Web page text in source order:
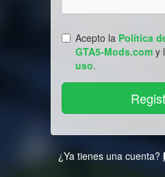
Acepto la Política
GTA5-Mods.com y
uso.
¿Ya tienes una cuenta?